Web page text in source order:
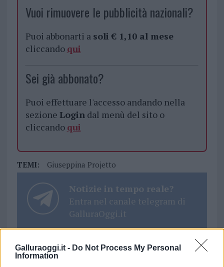
Galluraoggi.it - Do Not Process My Personal
Information
Vuoi rimuovere le pubblicità nazionali?
Puoi abbonarti a soli € 1,10 al mese
cliccando qui
Sei già abbonato?
Puoi effettuare l'accesso andando nella
sezione Logindal menù del sito o
cliccando qui
TEMI: Giuseppina Projetto
Notizie in tempo reale?
Entra nel canale telegram di
GalluraOggi.it